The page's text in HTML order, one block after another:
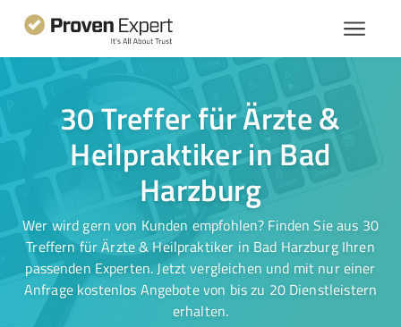
30 Treffer für Ärzte &
Heilpraktiker in Bad
Harzburg
Wer wird gern von Kunden empfohlen? Finden Sie aus 30
Treffern für Ärzte & Heilpraktiker in Bad Harzburg Ihren
passenden Experten. Jetzt vergleichen und mit nur einer
Anfrage kostenlos Angebote von bis zu 20 Dienstleistern
erhalten.